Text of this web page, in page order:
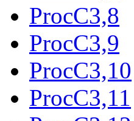
ProcC3,8
ProcC3,9
ProcC3,10
ProcC3,11